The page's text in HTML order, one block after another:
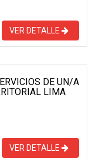
VER DETALLE
DE UN/A
LIMA
VER DETALLE